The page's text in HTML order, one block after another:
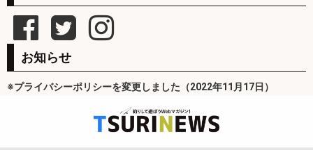
お知らせ
※プライバシーポリシーを変更しました（2022年11月17日）